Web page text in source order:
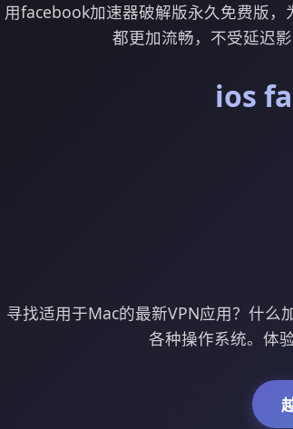
用facebook加速器破解版永久免费版
都更加流畅，不受延迟
ios
寻找适用于Mac的最新VPN应用？什
各种操作系统。体